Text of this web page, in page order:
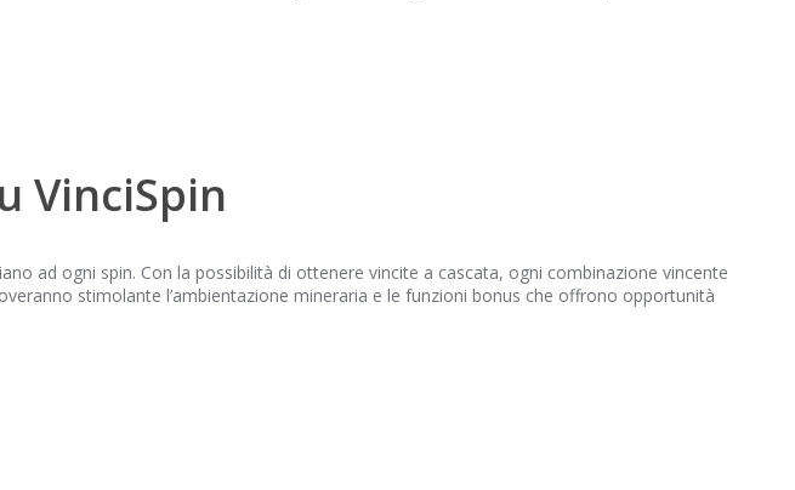
VinciSpin
ad ogni spin. Con la possibilità di ottenere vincite a cascata, ogni combinazione vincente
stimolante l’ambientazione mineraria e le funzioni bonus che offrono opportunità